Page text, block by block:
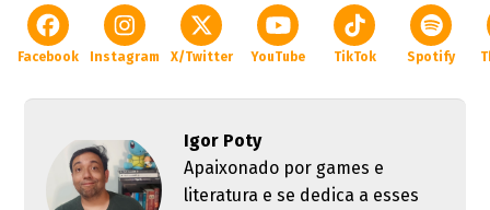
Facebook Instagram X/Twitter YouTube TikTok Spotify
Igor Poty
Apaixonado por games e
literatura e se dedica a esses